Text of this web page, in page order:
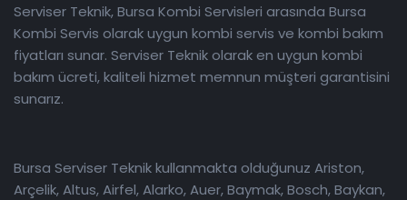
Serviser Teknik, Bursa Kombi Servisleri arasında Bursa
Kombi Servis olarak uygun kombi servis ve kombi bakım
fiyatları sunar. Serviser Teknik olarak en uygun kombi
bakım ücreti, kaliteli hizmet memnun müşteri garantisini
sunarız.
Bursa Serviser Teknik kullanmakta olduğunuz Ariston,
Arçelik, Altus, Airfel, Alarko, Auer, Baymak, Bosch, Baykan,